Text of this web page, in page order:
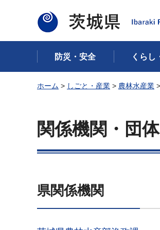
茨城県
防災・安全 くらし
ホーム > しごと・産業 > 農林水産業 >
関係機関・団
県関係機関